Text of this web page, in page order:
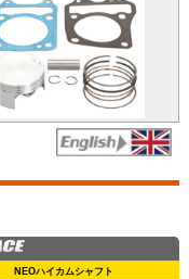
NEOハイカムシャフト